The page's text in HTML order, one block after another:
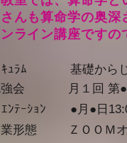
んも算命学の奥深
ライン講座ですの
ｭﾗﾑ 基礎からじっ
会
月１ 回 第
ﾝﾃｰｼｮﾝ ●月●日
形態 ＺＯＯＭオ